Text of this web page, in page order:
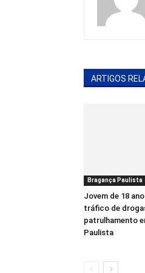
ARTIGOS
Bragança Paulista
Jovem de 18
tráfico de
patrulhamento
Paulista